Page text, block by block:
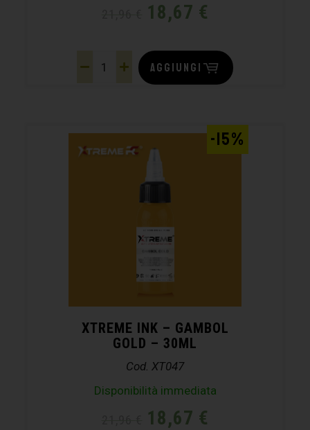
18,67 €
AGGIUNGI
XTREME INK – GAMBOL
GOLD – 30ML
Cod. XT047
Disponibilità immediata
18,67 €
-15%